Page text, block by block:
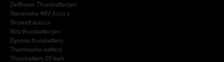
Zelfbouw Thuisbatterijen
Generieke 48V Accu’s
Growatt accu’s
Bliq thuisbatterijen
Dyness thuisbatterij
Thermische batterij
Thuisbatterij 20 kwh